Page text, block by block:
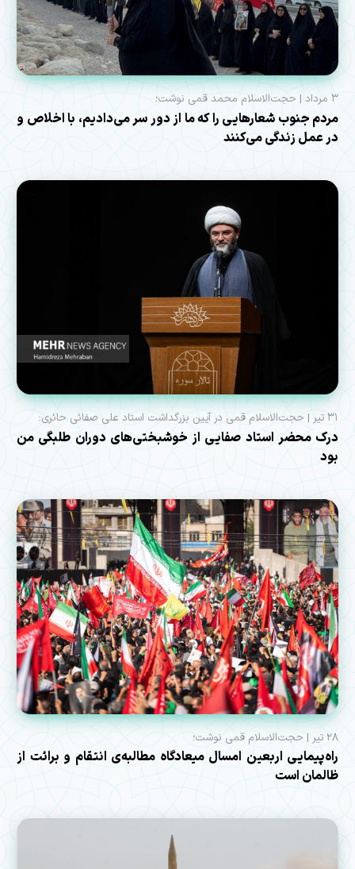
۳ مرداد | حجت‌الاسلام محمد قمی نوشت؛
مردم جنوب شعارهایی را که ما از دور سر می‌دادیم، با اخلاص و
در عمل زندگی می‌کنند
۳۱ تیر | حجت‌الاسلام قمی در آیین بزرگداشت استاد علی صفائی حائری:
درک محضر استاد صفایی از خوشبختی‌های دوران طلبگی من
بود
۲۸ تیر | حجت‌الاسلام قمی نوشت؛
راه‌پیمایی اربعین امسال میعادگاه مطالبه‌ی انتقام و برائت از
ظالمان است